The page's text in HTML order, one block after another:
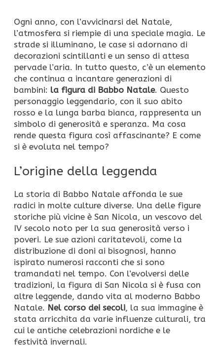
Ogni anno, con l’avvicinarsi del Natale,
l’atmosfera si riempie di una speciale magia. Le
strade si illuminano, le case si adornano di
decorazioni scintillanti e un senso di attesa
pervade l’aria. In tutto questo, c’è un elemento
che continua a incantare generazioni di
bambini: la figura di Babbo Natale. Questo
personaggio leggendario, con il suo abito
rosso e la lunga barba bianca, rappresenta un
simbolo di generosità e speranza. Ma cosa
rende questa figura così affascinante? E come
si è evoluta nel tempo?
L’origine della leggenda
La storia di Babbo Natale affonda le sue
radici in molte culture diverse. Una delle figure
storiche più vicine è San Nicola, un vescovo del
IV secolo noto per la sua generosità verso i
poveri. Le sue azioni caritatevoli, come la
distribuzione di doni ai bisognosi, hanno
ispirato numerosi racconti che si sono
tramandati nel tempo. Con l’evolversi delle
tradizioni, la figura di San Nicola si è fusa con
altre leggende, dando vita al moderno Babbo
Natale. Nel corso dei secoli, la sua immagine è
stata arricchita da varie influenze culturali, tra
cui le antiche celebrazioni nordiche e le
festività invernali.